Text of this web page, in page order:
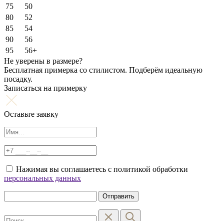
75
50
80
52
85
54
90
56
95
56+
Не уверены в размере?
Бесплатная примерка со стилистом. Подберём идеальную
посадку.
Записаться на примерку
Оставьте заявку
Нажимая вы соглашаетесь с политикой обработки
персональных данных